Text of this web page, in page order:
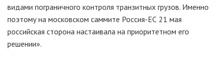
видами пограничного контроля транзитных грузов. Именно
поэтому на московском саммите Россия-ЕС 21 мая
российская сторона настаивала на приоритетном его
решении».